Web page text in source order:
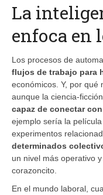
La
enfoca en
Los procesos de
flujos de trabajo para
económicos. Y, por qué
aunque la ciencia-
capaz de conectar
ejemplo sería la película
experimentos
determinados
un nivel más operativo
corazoncito.
En el mundo laboral,